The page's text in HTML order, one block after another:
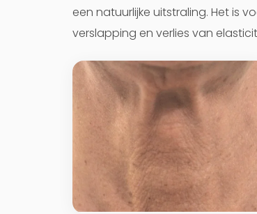
een natuurlijke uitstraling. Het is
verslapping en verlies van